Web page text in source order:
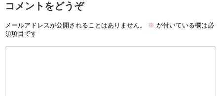
コメントをどうぞ
メールアドレスが公開されることはありません。 ※ が付いている欄は必
須項目です